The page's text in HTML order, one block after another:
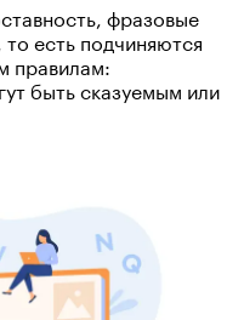
фразовые
есть подчиняются
правилам:
быть сказуемым или